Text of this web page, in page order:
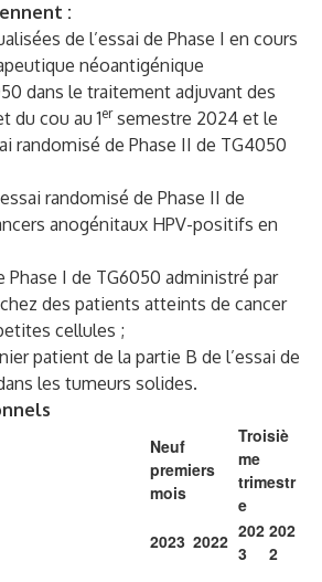
:
de l’essai de Phase I en cours
néoantigénique
dans le traitement adjuvant des
du cou au 1ersemestre 2024 et le
randomisé de Phase II de TG4050
randomisé de Phase II de
anogénitaux HPV-positifs en
Phase I de TG6050 administré par
des patients atteints de cancer
cellules ;
patient de la partie B de l’essai de
les tumeurs solides.
Neuf
premiers
mois
Troisiè
me
trimestr
e
2023 2022 202
3
202
2